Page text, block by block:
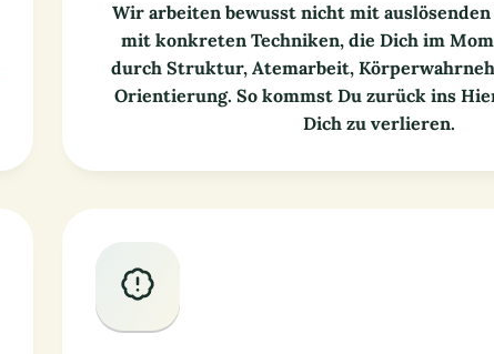
Wir arbeiten bewusst nicht mit
mit konkreten Techniken, die Dich im
durch Struktur, Atemarbeit,
Orientierung. So kommst Du zurück ins
Dich zu verlieren.